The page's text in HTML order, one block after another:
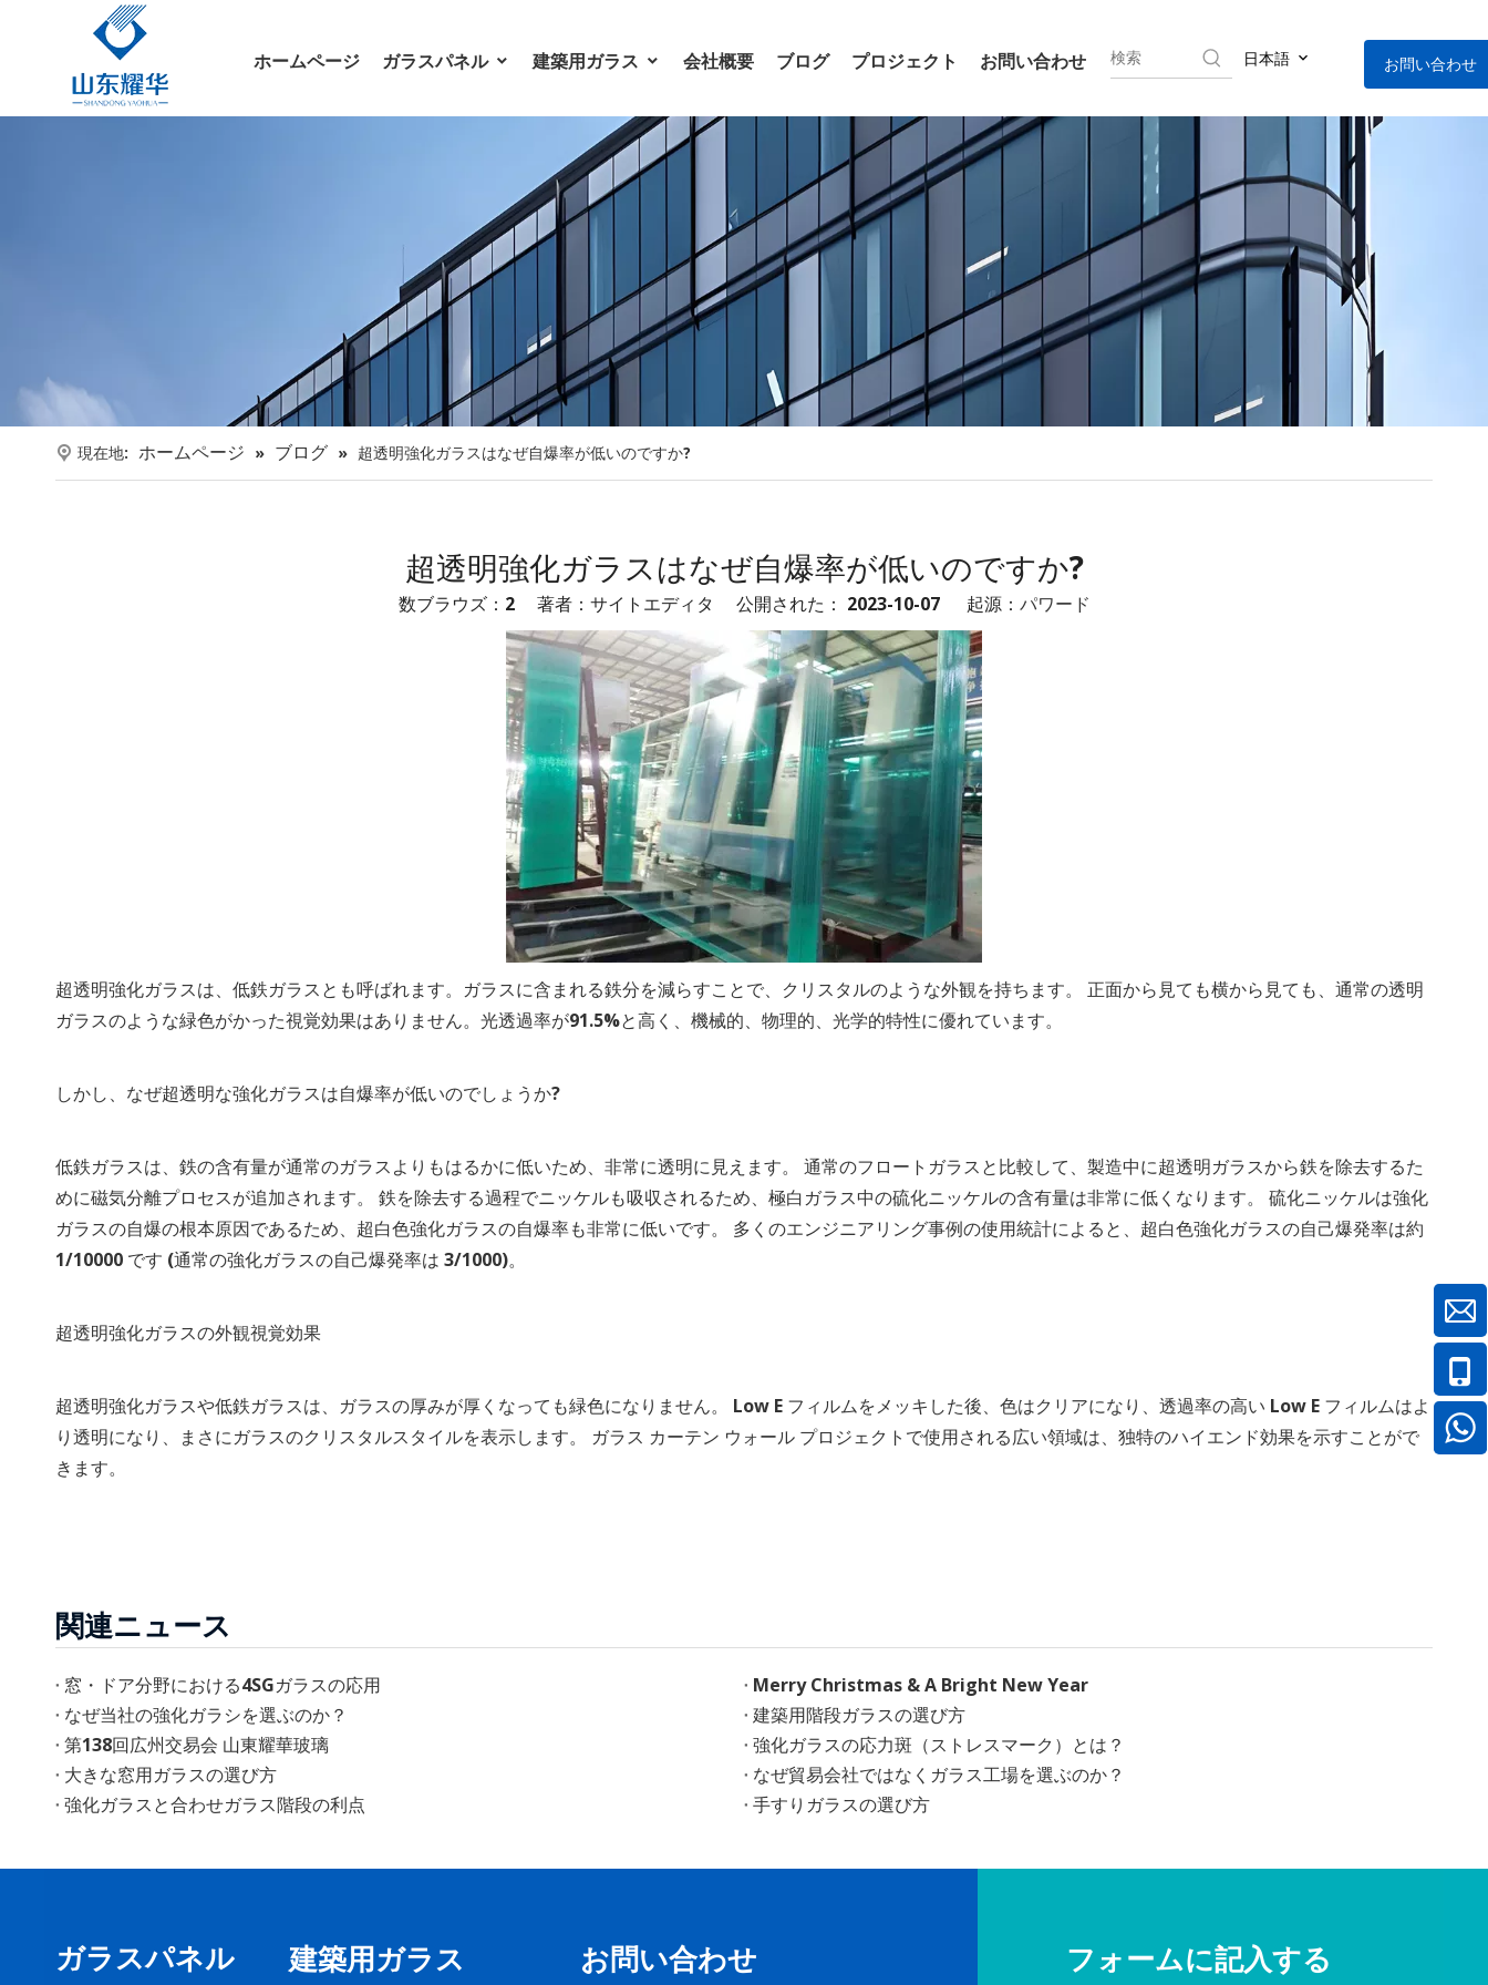
ホームページ ガラスパネル 建築用ガラス 会社概要 ブログ プロジェクト お問い合わせ 日本語 お問い合わせ
現在地: ホームページ » ブログ » 超透明強化ガラスはなぜ自爆率が低いのですか?
超透明強化ガラスはなぜ自爆率が低いのですか?
数ブラウズ： 2著者：サイトエディタ 公開された： 2023-10-07 起源： パワード
超透明強化ガラスは、低鉄ガラスとも呼ばれます。ガラスに含まれる鉄分を減らすことで、クリスタルのような外観を持ちます。 正面から見ても横から見ても、通常の透明
ガラスのような緑色がかった視覚効果はありません。光透過率が91.5%と高く、機械的、物理的、光学的特性に優れています。
しかし、なぜ超透明な強化ガラスは自爆率が低いのでしょうか?
低鉄ガラスは、鉄の含有量が通常のガラスよりもはるかに低いため、非常に透明に見えます。 通常のフロートガラスと比較して、製造中に超透明ガラスから鉄を除去するた
めに磁気分離プロセスが追加されます。 鉄を除去する過程でニッケルも吸収されるため、極白ガラス中の硫化ニッケルの含有量は非常に低くなります。 硫化ニッケルは強化
ガラスの自爆の根本原因であるため、超白色強化ガラスの自爆率も非常に低いです。 多くのエンジニアリング事例の使用統計によると、超白色強化ガラスの自己爆発率は約
1/10000 です (通常の強化ガラスの自己爆発率は 3/1000)。
超透明強化ガラスの外観視覚効果
超透明強化ガラスや低鉄ガラスは、ガラスの厚みが厚くなっても緑色になりません。 Low E フィルムをメッキした後、色はクリアになり、透過率の高い Low E フィルムはよ
り透明になり、まさにガラスのクリスタルスタイルを表示します。 ガラス カーテン ウォール プロジェクトで使用される広い領域は、独特のハイエンド効果を示すことがで
きます。
関連ニュース
窓・ドア分野における4SGガラスの応用
Merry Christmas & A Bright New Year
なぜ当社の強化ガラシを選ぶのか？
建築用階段ガラスの選び方
第138回広州交易会 山東耀華玻璃
強化ガラスの応力斑（ストレスマーク）とは？
大きな窓用ガラスの選び方
なぜ貿易会社ではなくガラス工場を選ぶのか？
強化ガラスと合わせガラス階段の利点
手すりガラスの選び方
ガラスパネル 建築用ガラス お問い合わせ フォームに記入する